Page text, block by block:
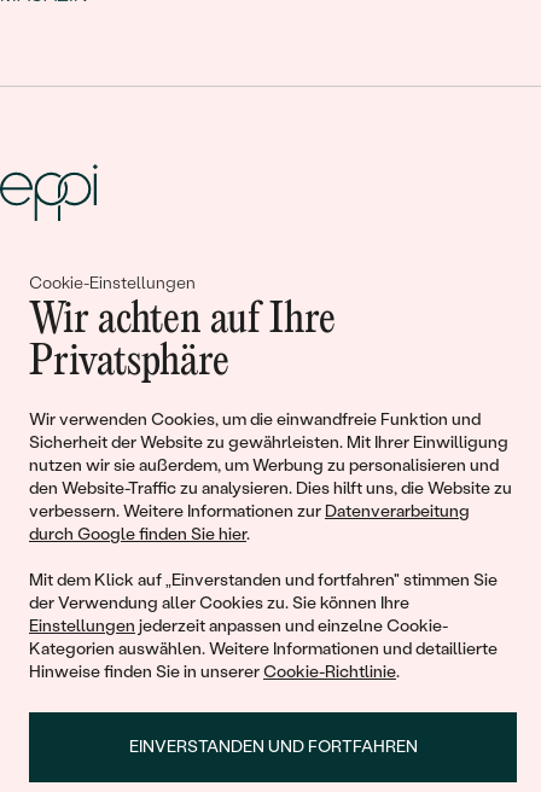
Cookie-Einstellungen
Wir achten auf Ihre
Privatsphäre
Wir verwenden Cookies, um die einwandfreie Funktion und
Sicherheit der Website zu gewährleisten. Mit Ihrer Einwilligung
nutzen wir sie außerdem, um Werbung zu personalisieren und
den Website-Traffic zu analysieren. Dies hilft uns, die Website zu
verbessern. Weitere Informationen zur Datenverarbeitung
durch Google finden Sie hier.
Mit dem Klick auf „Einverstanden und fortfahren" stimmen Sie
der Verwendung aller Cookies zu. Sie können Ihre
Einstellungen jederzeit anpassen und einzelne Cookie-
Kategorien auswählen. Weitere Informationen und detaillierte
Hinweise finden Sie in unsererCookie-Richtlinie.
EINVERSTANDEN UND FORTFAHREN
Gemeinsam erschaffen wir
Geschichten von Schönheit und
Liebe
Begleiten Sie uns!
© 2011 - 2026, Eppi.de